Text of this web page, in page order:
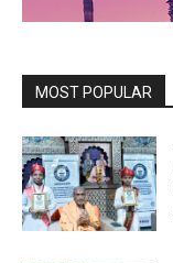
MOST POPULAR